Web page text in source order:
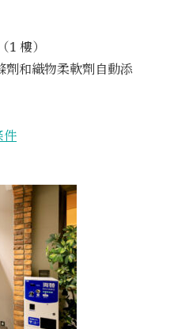
樓）
劑和織物柔軟劑自動添
件